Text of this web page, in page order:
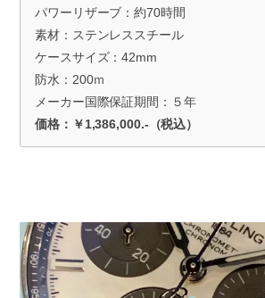
パワーリザーブ：約70時間
素材：ステンレススチール
ケースサイズ：42mm
防水：200ｍ
メーカー国際保証期間：５年
価格：￥1,386,000.-（税込）